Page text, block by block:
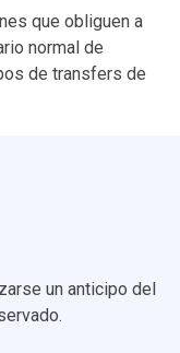
que obliguen a
normal de
de transfers de
un anticipo del